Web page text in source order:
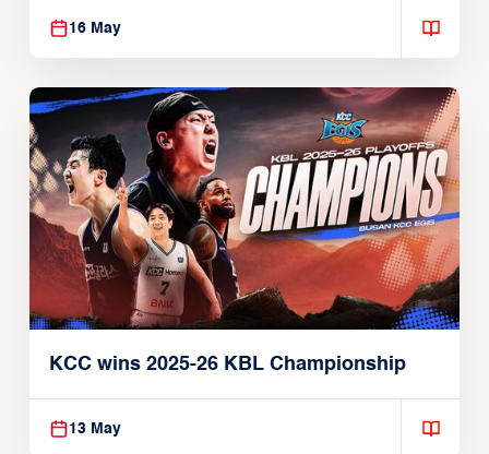
16 May
KCC wins 2025-26 KBL Championship
13 May